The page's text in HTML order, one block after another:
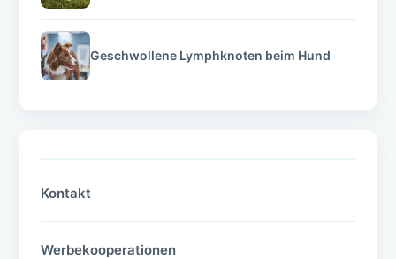
Geschwollene Lymphknoten beim Hund
Kontakt
Werbekooperationen